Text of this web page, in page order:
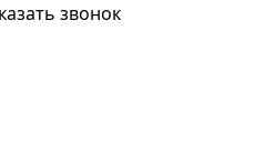
звонок